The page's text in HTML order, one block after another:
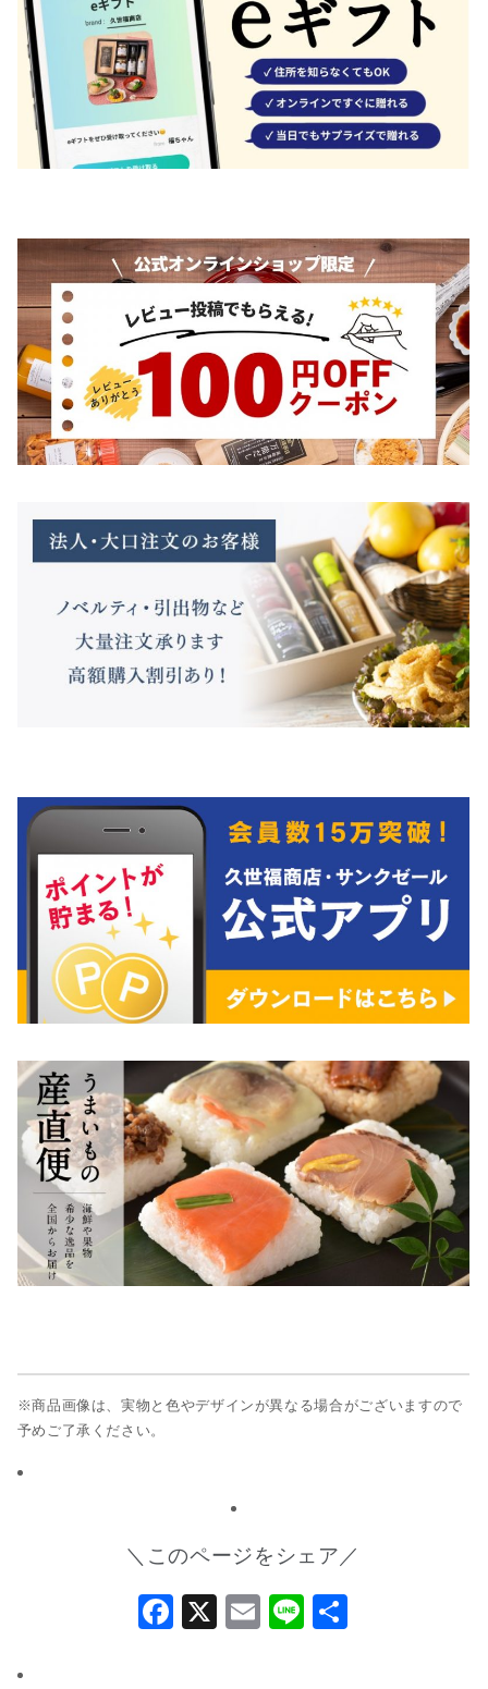
※商品画像は、実物と色やデザインが異なる場合がございますので
予めご了承ください。
＼このページをシェア／
Facebook
X Email
Line